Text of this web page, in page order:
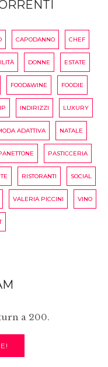
CAPODANNO CHEF
DONNE ESTATE
FOOD&WINE FOODIE
INDIRIZZI LUXURY
ADATTIVA NATALE
PASTICCERIA
RISTORANTI SOCIAL
VALERIA PICCINI VINO
a 200.